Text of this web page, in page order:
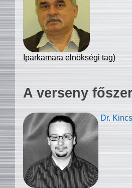
Iparkamara elnökségi tag)
A verseny
Dr.